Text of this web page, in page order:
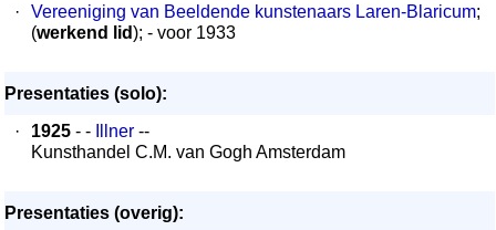
·
Vereeniging van Beeldende kunstenaars Laren-Blaricum;
(werkend lid); - voor 1933
Presentaties (solo):
·
1925 - - Illner --
Kunsthandel C.M. van Gogh Amsterdam
Presentaties (overig):